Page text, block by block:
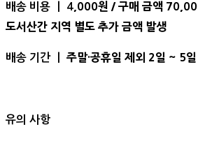
배송 비용 ㅣ 4 ,000원 / 구매 금액
도서산간 지역 별도 추가 금액 발생
배송 기간 ㅣ 주말·공휴일 제외 2일 ~ 5일
유의 사항